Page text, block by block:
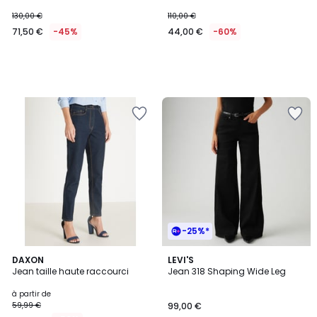
130,00 €
71,50 € -45%
110,00 €
44,00 € -60%
DAXON
Jean taille haute raccourci
à partir de
59,99 €
4
Couleurs
-25%*
LEVI'S
Jean 318 Shaping Wide Leg
99,00 €
4,7
/ 5
4
Couleurs